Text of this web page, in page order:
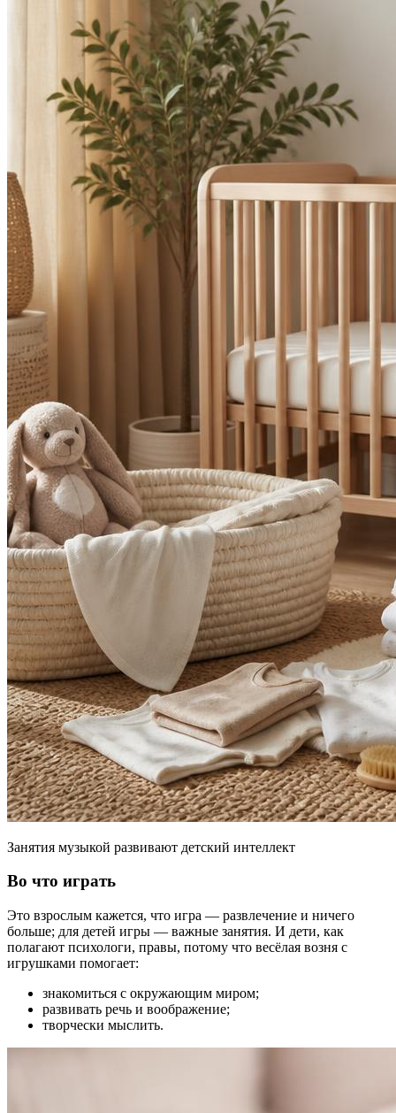
Занятия музыкой развивают детский интеллект
Во что играть
Это взрослым кажется, что игра — развлечение и ничего
больше; для детей игры — важные занятия. И дети, как
полагают психологи, правы, потому что весёлая возня с
игрушками помогает:
знакомиться с окружающим миром;
развивать речь и воображение;
творчески мыслить.